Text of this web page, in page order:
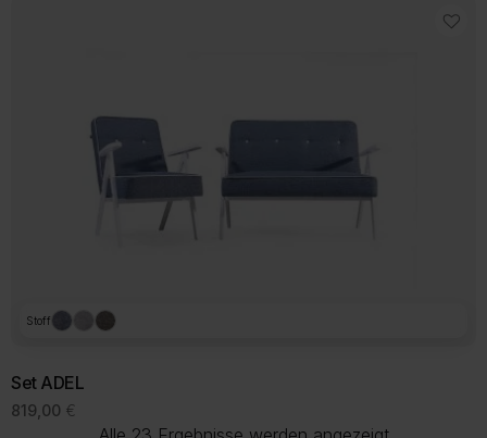
Stoff
Set ADEL
819,00 €